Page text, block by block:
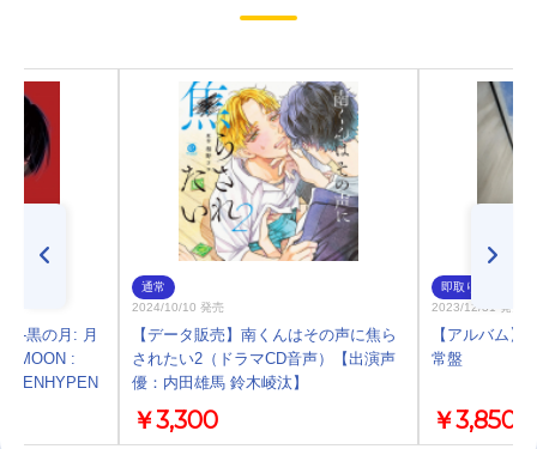
-黒の月: 月
MOON :
ENHYPEN
通常
2024/10/10 発売
【データ販売】南くんはその声に焦ら
されたい2（ドラマCD音声）【出演声
優：内田雄馬 鈴木崚汰】
￥3,300
即取り
2023/12/31 発売
【アルバム】
常盤
￥3,850